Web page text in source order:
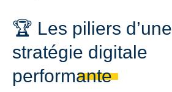
🏆 Les piliers d’une
stratégie digitale
performante